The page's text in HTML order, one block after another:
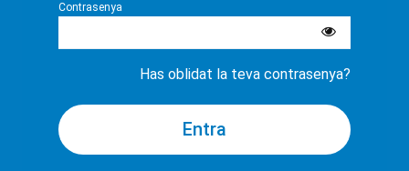
Contrasenya
Has oblidat la teva contrasenya?